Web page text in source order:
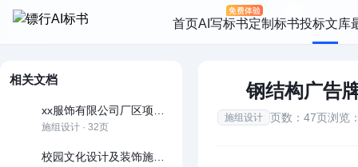
首页AI写标书定制标书投标文库
相关文档
施组设计 · 32页
钢结构广告
施组设计 页数：47页浏览